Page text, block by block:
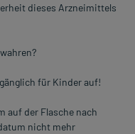
dieses Arzneimittels
für Kinder auf!
auf der Flasche nach
nicht mehr